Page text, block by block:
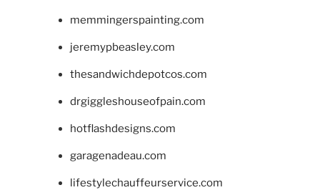
memmingerspainting.com
jeremypbeasley.com
thesandwichdepotcos.com
drgiggleshouseofpain.com
hotflashdesigns.com
garagenadeau.com
lifestylechauffeurservice.com